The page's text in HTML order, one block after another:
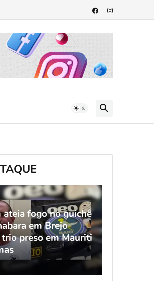
ateia fogo no guichê
em Brejo
trio preso em Mauriti